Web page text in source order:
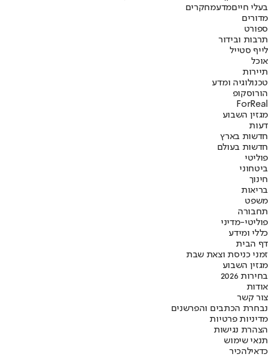
בעלי חייםמדעמחקרים
מדורים
ספורט
תרבות ובידור
לייף סטייל
אוכל
תיירות
טכנולוגיה ומדע
הורוסקופ
ForReal
מגזין השבוע
דעות
חדשות בארץ
חדשות בעולם
פוליטי
ביטחוני
חינוך
בריאות
משפט
תחבורה
פוליטי-מדיני
כללי ומידע
דף הבית
זמני כניסת וצאת שבת
מגזין השבוע
בחירות 2026
אודות
צור קשר
נבחרת הכתבים והפרשנים
מדיניות פרטיות
הצהרת נגישות
תנאי שימוש
כדאילהכיר